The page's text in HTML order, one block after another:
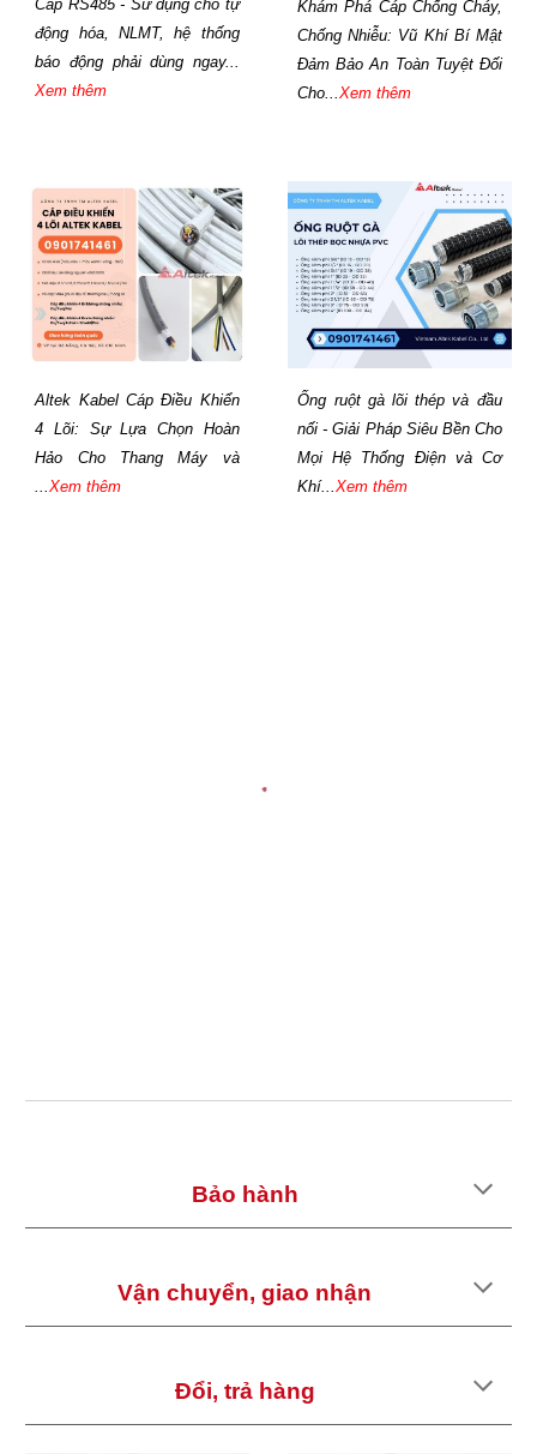
Cáp RS485 - Sử dụng cho tự
động hóa, NLMT, hệ thống
báo động phải dùng ngay...
Xem thêm
Khám Phá Cáp Chống Cháy,
Chống Nhiễu: Vũ Khí Bí Mật
Đảm Bảo An Toàn Tuyệt Đối
Cho...Xem thêm
Altek Kabel Cáp Điều Khiển
4 Lõi: Sự Lựa Chọn Hoàn
Hảo Cho Thang Máy và
...Xem thêm
Ống ruột gà lõi thép và đầu
nối - Giải Pháp Siêu Bền Cho
Mọi Hệ Thống Điện và Cơ
Khí...Xem thêm
Bảo hành
Vận chuyển, giao nhận
Đổi, trả hàng